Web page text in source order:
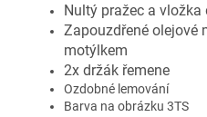
Nultý pražec a
Zapouzdřené olejové
motýlkem
2x držák řemene
Ozdobné lemování
Barva na obrázku 3TS